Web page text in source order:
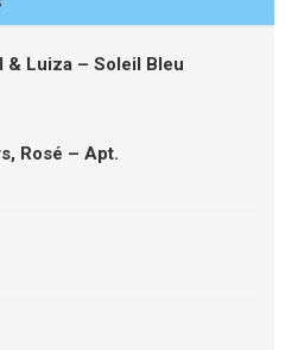
& Luiza – Soleil Bleu
Rosé – Apt.